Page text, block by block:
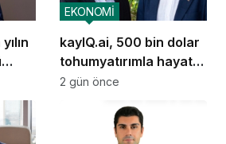
kayIQ.ai, 500 bin dolar
tohumyatırımla hayata
geçti
EKONOMİ
2 gün önce